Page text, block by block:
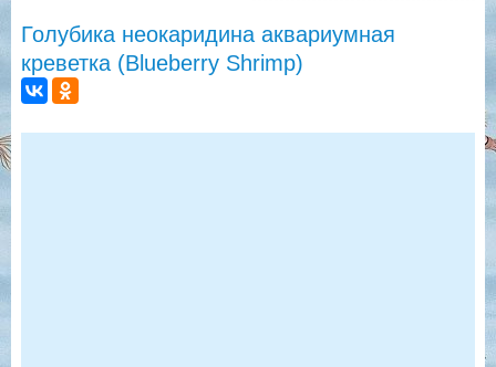
Голубика неокаридина аквариумная
креветка (Blueberry Shrimp)